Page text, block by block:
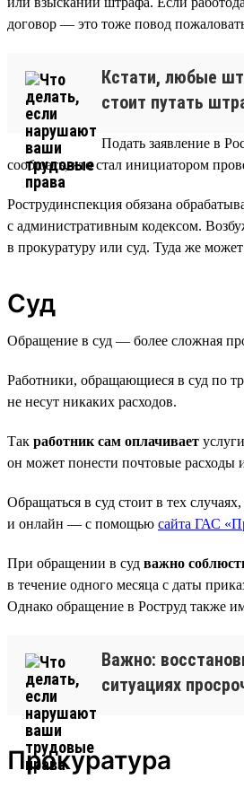
договор — это тоже повод
Кстати, любые
стоит путать
Подать заявление в
сообщать, кто стал инициатором
Рострудинспекция обязана
с административным кодексом.
в прокуратуру или суд. Туда же
Суд
Обращение в суд — более сложная
Работники, обращающиеся в суд по
не несут никаких расходов.
Так работник сам оплачивает
он может понести почтовые расходы
Обращаться в суд стоит в тех
и онлайн — с помощью сайта ГАС
При обращении в суд важно
в течение одного месяца с даты
Однако обращение в Роструд также
Важно:
ситуациях
Прокуратура